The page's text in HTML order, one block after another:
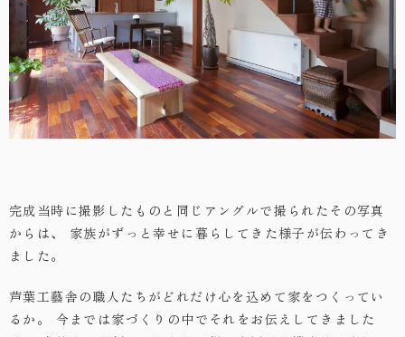
完成当時に撮影したものと同じアングルで撮られたその写真
からは、
家族がずっと幸せに暮らしてきた様子が伝わってき
ました。
芦葉工藝舎の職人たちがどれだけ心を込めて家をつくってい
るか。
今までは家づくりの中でそれをお伝えしてきました